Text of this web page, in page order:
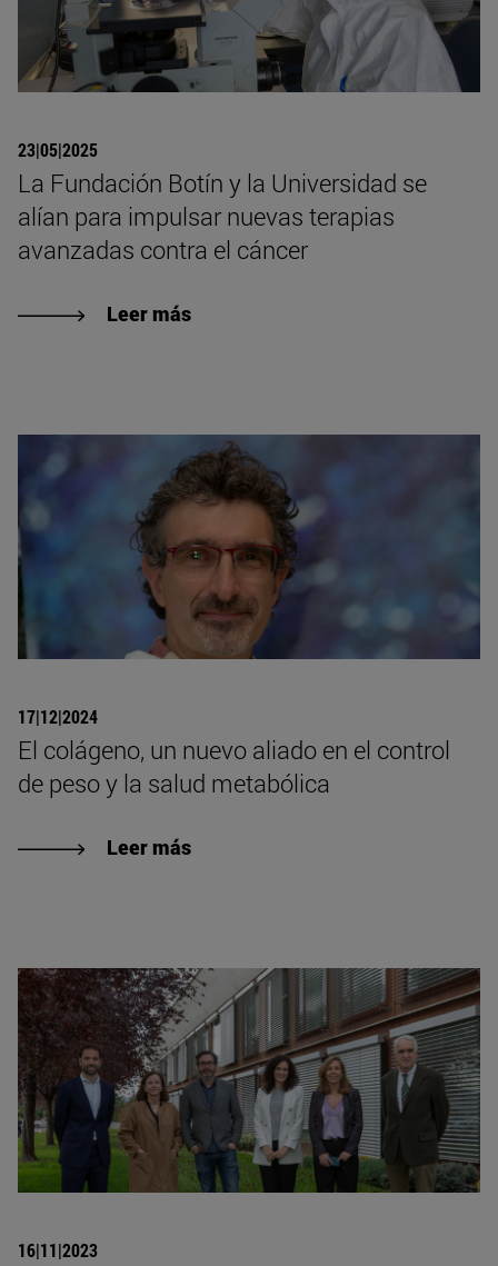
23|05|2025
La Fundación Botín y la Universidad se
alían para impulsar nuevas terapias
avanzadas contra el cáncer
Leer más
17|12|2024
El colágeno, un nuevo aliado en el control
de peso y la salud metabólica
Leer más
16|11|2023